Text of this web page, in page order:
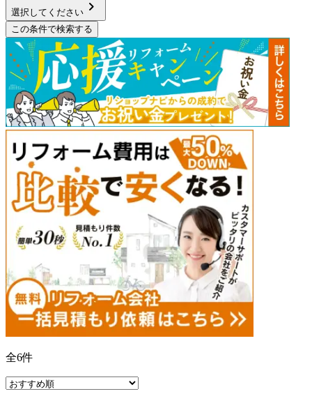
選択してください chevron_right
この条件で検索する
全6件